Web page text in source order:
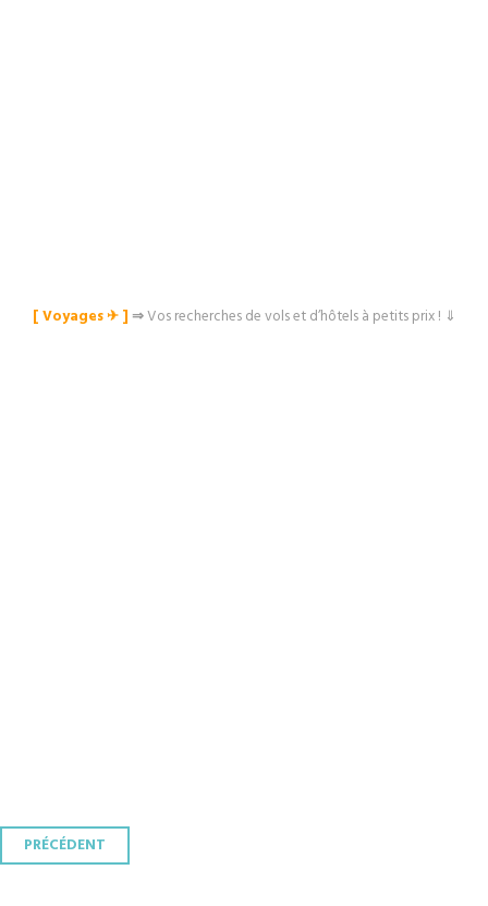
[ Voyages ✈︎ ]⇒Vos recherches de vols et d’hôtels à petits prix ! ⇓
Navigation
PRÉCÉDENT